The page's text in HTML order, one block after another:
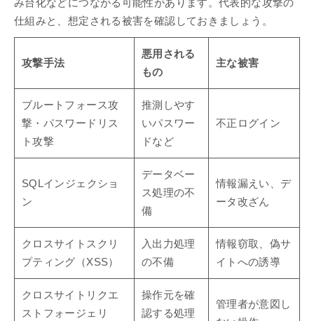
み台化などにつながる可能性があります。代表的な攻撃の
仕組みと、想定される被害を確認しておきましょう。
攻撃手法
悪用される
もの
主な被害
ブルートフォース攻
撃・パスワードリス
ト攻撃
推測しやす
いパスワー
ドなど
不正ログイン
SQLインジェクショ
ン
データベー
ス処理の不
備
情報漏えい、デ
ータ改ざん
クロスサイトスクリ
プティング（XSS）
入出力処理
の不備
情報窃取、偽サ
イトへの誘導
クロスサイトリクエ
ストフォージェリ
操作元を確
認する処理
管理者が意図し